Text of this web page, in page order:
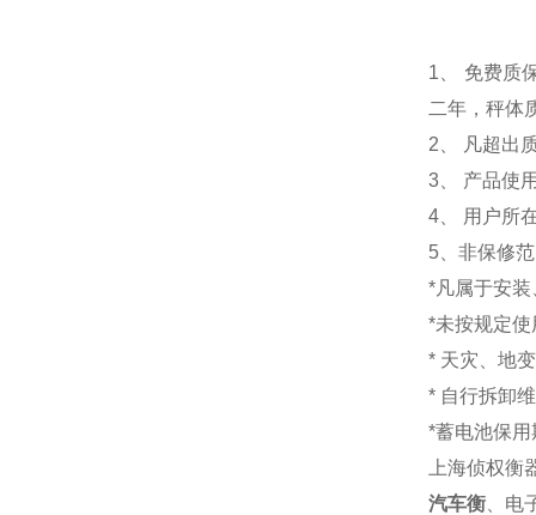
1 、 免费
二年，秤体
2、 凡超出
3、 产品使
4、 用户所
5、非保修
*凡属于安
*未按规定
* 天灾、地
* 自行拆卸
*蓄电池保用
上海侦权
汽车衡 、